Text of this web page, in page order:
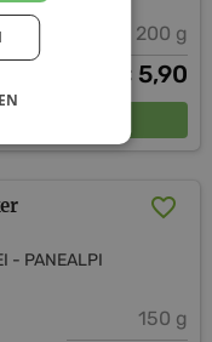
200 g
€ 5,90
- PANEALPI
150 g